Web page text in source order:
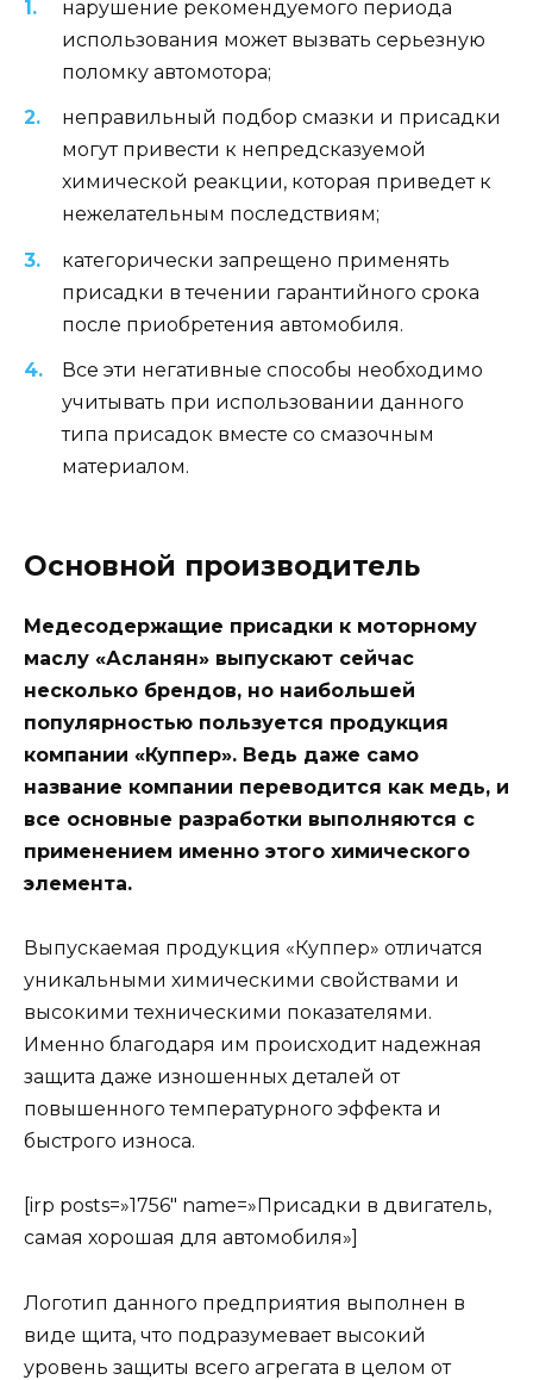
нарушение рекомендуемого периода
использования может вызвать серьезную
поломку автомотора;
неправильный подбор смазки и присадки
могут привести к непредсказуемой
химической реакции, которая приведет к
нежелательным последствиям;
категорически запрещено применять
присадки в течении гарантийного срока
после приобретения автомобиля.
Все эти негативные способы необходимо
учитывать при использовании данного
типа присадок вместе со смазочным
материалом.
Основной производитель
Медесодержащие присадки к моторному
маслу «Асланян» выпускают сейчас
несколько брендов, но наибольшей
популярностью пользуется продукция
компании «Куппер». Ведь даже само
название компании переводится как медь, и
все основные разработки выполняются с
применением именно этого химического
элемента.
Выпускаемая продукция «Куппер» отличатся
уникальными химическими свойствами и
высокими техническими показателями.
Именно благодаря им происходит надежная
защита даже изношенных деталей от
повышенного температурного эффекта и
быстрого износа.
[irp posts=»1756″ name=»Присадки в двигатель,
самая хорошая для автомобиля»]
Логотип данного предприятия выполнен в
виде щита, что подразумевает высокий
уровень защиты всего агрегата в целом от